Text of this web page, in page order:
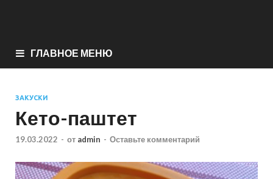
ГЛАВНОЕ МЕНЮ
ЗАКУСКИ
Кето-паштет
19.03.2022 - от admin - Оставьте комментарий